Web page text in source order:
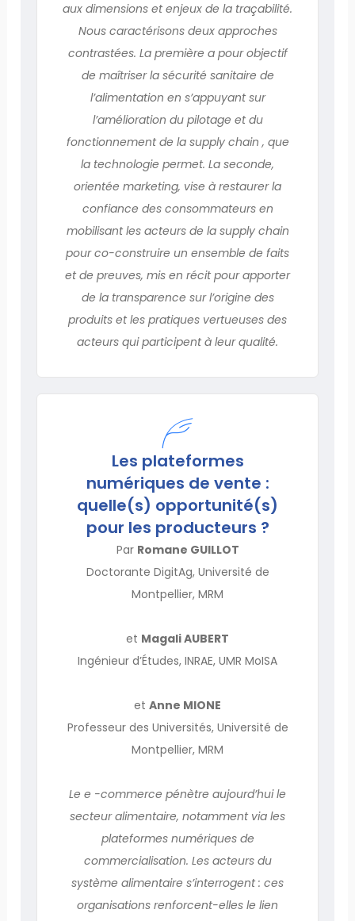
aux dimensions et enjeux de la traçabilité.
Nous caractérisons deux approches
contrastées. La première a pour objectif
de maîtriser la sécurité sanitaire de
l’alimentation en s’appuyant sur
l’amélioration du pilotage et du
fonctionnement de la supply chain , que
la technologie permet. La seconde,
orientée marketing, vise à restaurer la
confiance des consommateurs en
mobilisant les acteurs de la supply chain
pour co-construire un ensemble de faits
et de preuves, mis en récit pour apporter
de la transparence sur l’origine des
produits et les pratiques vertueuses des
acteurs qui participent à leur qualité.
Les plateformes
numériques de vente :
quelle(s) opportunité(s)
pour les producteurs ?
Par Romane GUILLOT
Doctorante DigitAg, Université de
Montpellier, MRM
et Magali AUBERT
Ingénieur d’Études, INRAE, UMR MoISA
et Anne MIONE
Professeur des Universités, Université de
Montpellier, MRM
Le e -commerce pénètre aujourd’hui le
secteur alimentaire, notamment via les
plateformes numériques de
commercialisation. Les acteurs du
système alimentaire s’interrogent : ces
organisations renforcent-elles le lien